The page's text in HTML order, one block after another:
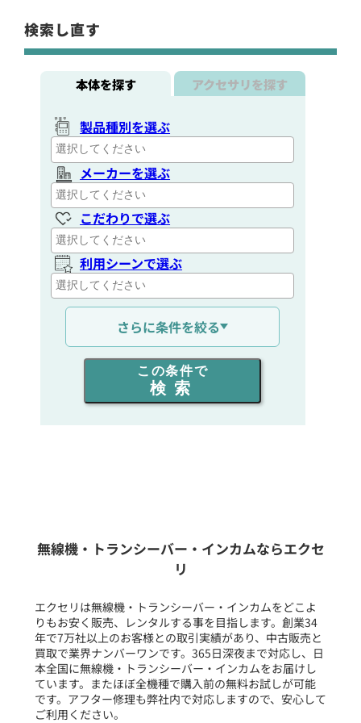
検索し直す
本体を探す アクセサリを探す
製品種別を選ぶ
メーカーを選ぶ
こだわりで選ぶ
利用シーンで選ぶ
通信距離を選ぶ
出力を選ぶ
同時通話人数を選ぶ
フリーワード入力(製品名等)
選択条件をリセット
さらに条件を絞る
この条件で
検索
無線機・トランシーバー・インカムならエクセ
リ
エクセリは無線機・トランシーバー・インカムをどこよ
りもお安く販売、レンタルする事を目指します。創業34
年で7万社以上のお客様との取引実績があり、中古販売と
買取で業界ナンバーワンです。365日深夜まで対応し、日
本全国に無線機・トランシーバー・インカムをお届けし
ています。またほぼ全機種で購入前の無料お試しが可能
です。アフター修理も弊社内で対応しますので、安心して
ご利用ください。